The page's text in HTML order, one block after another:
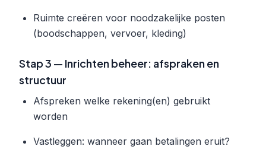
Ruimte creëren voor noodzakelijke posten
(boodschappen, vervoer, kleding)
Stap 3 — Inrichten beheer: afspraken en
structuur
Afspreken welke rekening(en) gebruikt
worden
Vastleggen: wanneer gaan betalingen eruit?